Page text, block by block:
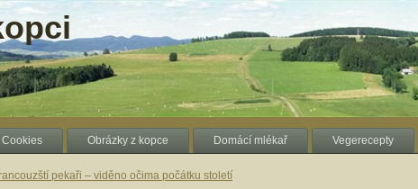
Cookies Obrázky z kopce Domácí mlékař Vegerecepty
pekaři – viděno očima počátku století